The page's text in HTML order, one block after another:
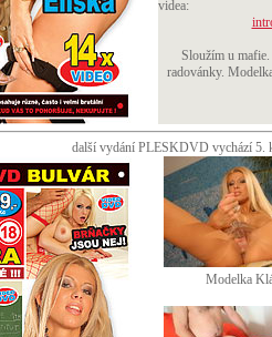
videa:
Sloužím u
radovánky.
další vydání PLESKDVD vychází 5.
Modelka